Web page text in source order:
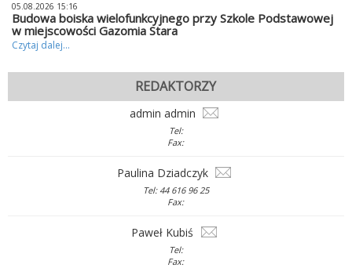
05.08.2026 15:16
Budowa boiska wielofunkcyjnego przy Szkole Podstawowej
w miejscowości Gazomia Stara
Czytaj dalej...
REDAKTORZY
admin admin
Tel:
Fax:
Paulina Dziadczyk
Tel: 44 616 96 25
Fax:
Paweł Kubiś
Tel:
Fax: